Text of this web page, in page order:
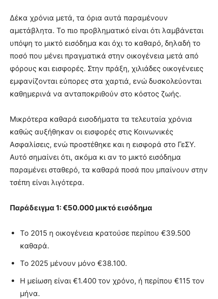
Δέκα χρόνια μετά, τα όρια αυτά παραμένουν
αμετάβλητα. Το πιο προβληματικό είναι ότι λαμβάνεται
υπόψη το μικτό εισόδημα και όχι το καθαρό, δηλαδή το
ποσό που μένει πραγματικά στην οικογένεια μετά από
φόρους και εισφορές. Στην πράξη, χιλιάδες οικογένειες
εμφανίζονται εύπορες στα χαρτιά, ενώ δυσκολεύονται
καθημερινά να ανταποκριθούν στο κόστος ζωής.
Μικρότερα καθαρά εισοδήματα τα τελευταία χρόνια
καθώς αυξήθηκαν οι εισφορές στις Κοινωνικές
Ασφαλίσεις, ενώ προστέθηκε και η εισφορά στο ΓεΣΥ.
Αυτό σημαίνει ότι, ακόμα κι αν το μικτό εισόδημα
παραμένει σταθερό, τα καθαρά ποσά που μπαίνουν στην
τσέπη είναι λιγότερα.
Παράδειγμα 1: €50.000 μικτό εισόδημα
Το 2015 η οικογένεια κρατούσε περίπου €39.500
καθαρά.
Το 2025 μένουν μόνο €38.100.
Η μείωση είναι €1.400 τον χρόνο, ή περίπου €115 τον
μήνα.